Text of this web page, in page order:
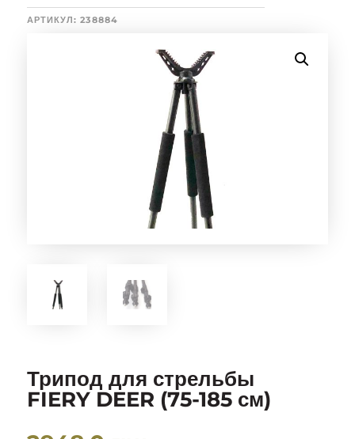
АРТИКУЛ: 238884
Трипод для стрельбы
FIERY DEER (75-185 см)